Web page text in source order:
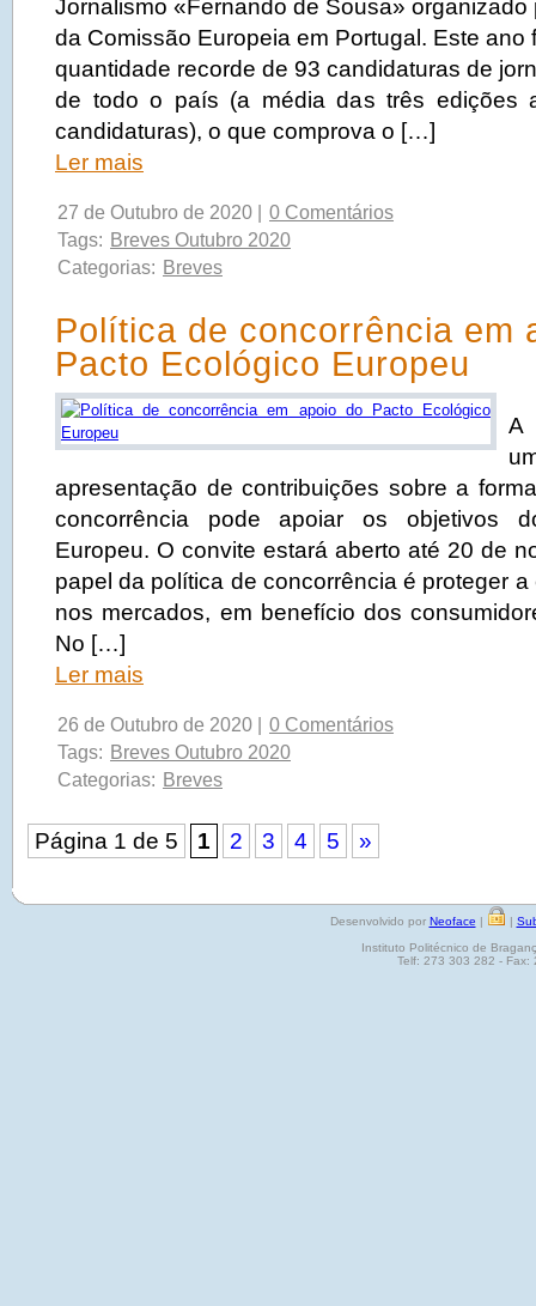
Jornalismo «Fernando de Sousa»
da Comissão Europeia em Portugal. Este ano
quantidade recorde de 93 candidaturas de
de todo o país (a média das três edições
candidaturas), o que comprova o […]
Ler mais
27 de Outubro de 2020 |
0 Comentários
Tags: Breves Outubro 2020
Categorias: Breves
Política de concorrência em
Pacto Ecológico Europeu
A
apresentação de contribuições sobre a
concorrência pode apoiar os objetivos
Europeu. O convite estará aberto até 20 de
papel da política de concorrência é proteger
nos mercados, em benefício dos
No […]
Ler mais
26 de Outubro de 2020 |
0 Comentários
Tags: Breves Outubro 2020
Categorias: Breves
Página 1 de 5 1 2 3 4 5 »
Desenvolvido por Neoface | |
Instituto Politécnico de
Telf: 273 303 282 - Fax: